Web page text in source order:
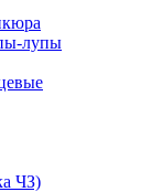
лупы
ЧЗ)